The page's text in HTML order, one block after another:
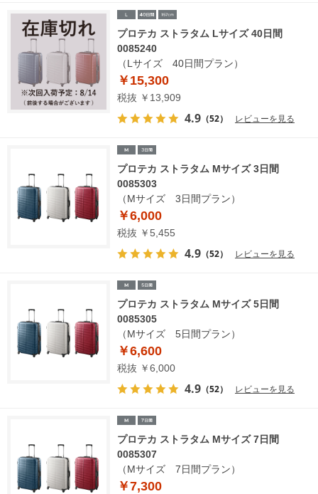
プロテカ ストラタム Lサイズ 40日間
0085240
（Lサイズ 40日間プラン）
￥15,300
税抜 ￥13,909
4.9 （52） レビューを見る
プロテカ ストラタム Mサイズ 3日間
0085303
（Mサイズ 3日間プラン）
￥6,000
税抜 ￥5,455
4.9 （52） レビューを見る
プロテカ ストラタム Mサイズ 5日間
0085305
（Mサイズ 5日間プラン）
￥6,600
税抜 ￥6,000
4.9 （52） レビューを見る
プロテカ ストラタム Mサイズ 7日間
0085307
（Mサイズ 7日間プラン）
￥7,300